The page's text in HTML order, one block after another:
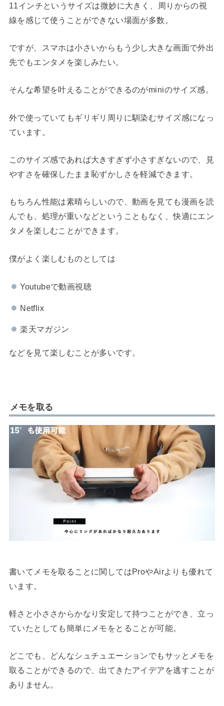
11インチというサイズは微妙に大きく、周りからの視
線を感じて使うことができない場面が多数。
ですが、スマホは小さいからもう少し大きな画面で外出
先でもエンタメを楽しみたい。
そんな希望を叶えることができるのがminiのサイズ感。
外で使っていてもギリギリ周りに馴染むサイズ感になっ
ています。
このサイズ感であれば大きすぎず小さすぎないので、見
やすさを確保したまま恥ずかしさを軽減できます。
もちろん性能は素晴らしいので、動画を見ても漫画を読
んでも、処理が重いなどということもなく、快適にエン
タメを楽しむことができます。
僕がよく楽しむものとしては
Youtubeで動画視聴
Netflix
楽天マガジン
などを見て楽しむことが多いです。
メモを取る
書いてメモを取ることに関してはProやAirよりも優れて
います。
軽さと小ささからかなり安定して持つことができ、立っ
ていたとしても簡単にメモをとることが可能。
どこでも、どんなシュチュエーションでもサッとメモを
取ることができるので、出てきたアイデアを逃すことが
ありません。